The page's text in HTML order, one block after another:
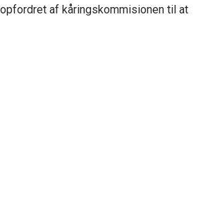
af kåringskommisionen til at